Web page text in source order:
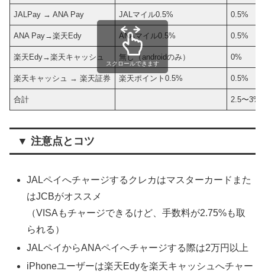
JALPay → ANA Pay JALマイル0.5% 0.5%
ANA Pay→楽天Edy ANAマイル0.5% 0.5%
楽天Edy→楽天キャッシュ 無し（androidのみ） 0%
楽天キャッシュ → 楽天証券 楽天ポイント0.5% 0.5%
合計 2.5〜3%
スクロールできます
▼ 注意点とコツ
JALペイへチャージするクレカはマスターカードまた
はJCBがオススメ
（VISAもチャージできるけど、手数料が2.75%も取
られる）
JALペイからANAペイへチャージする際は2万円以上
iPhoneユーザーは楽天Edyを楽天キャッシュへチャー